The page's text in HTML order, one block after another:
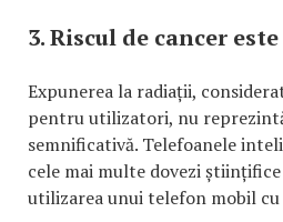
3. Riscul de cancer
Expunerea la radiații,
pentru utilizatori, nu
semnificativă. Telefoanele
cele mai multe dovezi
utilizarea unui telefon mobil cu